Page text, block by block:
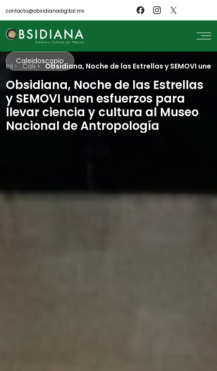
contacto@obsidianadigital.mx
search
Inicio
Nosotros
Revistas
Científicos
Blog
Biblioteca
InicioCaleidoscopioObsidiana, Noche de las Estrellas y SEMOVI
Caleidoscopio
Obsidiana, Noche de las Estrellas
y SEMOVI unen esfuerzos para
llevar ciencia y cultura al Museo
Nacional de Antropología